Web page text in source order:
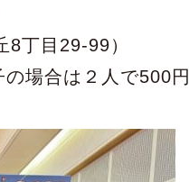
丁目29-99）
場合は２人で500円